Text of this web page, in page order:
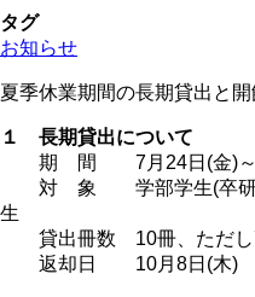
業
年
次
生
＞
特
タグ
お知らせ
夏季休業期間の長期貸出と
１ 長期貸出について
期 間 7月24日(金)～9
対 象 学部学生(卒研生
生
貸出冊数 10冊、ただし7
返却日 10月8日(木)